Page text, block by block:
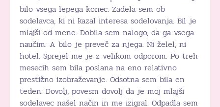
bilo vsega lepega konec. Zadela sem ob
sodelavca, ki ni kazal interesa sodelovanja. Bil je
mlajši od mene. Dobila sem nalogo, da ga vsega
naučim. A bilo je preveč za njega. Ni želel, ni
hotel. Sprejel me je z velikom odporom. Po treh
mesecih sem bila poslana na eno relativno
prestižno izobraževanje. Odsotna sem bila en
teden. Dovolj, povesm dovolj da je moj mlajši
sodelavec našel način in me izigral. Odpadla sem